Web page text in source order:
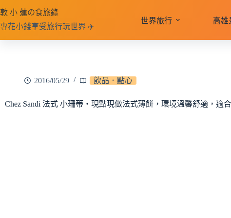
至
主
要
敦 小 蓮の食旅錄
專花小錢享受旅行玩世界 ✈️
世界旅行 高雄
2016/05/29 飲品．點心
Chez Sandi 法式 小珊蒂‧現點現做法式薄餅，環境溫馨舒適，適